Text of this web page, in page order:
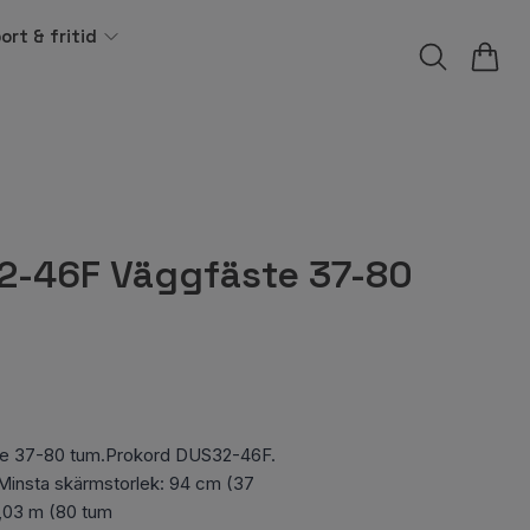
& fritid
46F Väggfäste 37-80
37-80 tum.Prokord DUS32-46F.
skärmstorlek: 94 cm (37
m (80 tum